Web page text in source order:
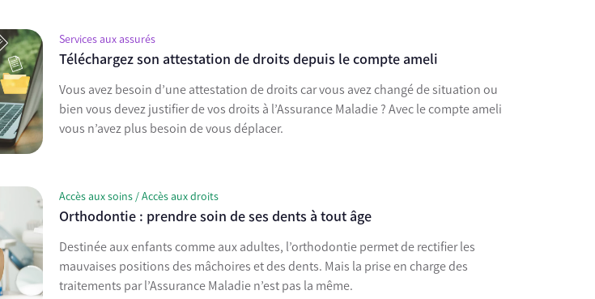
Services aux assurés
Téléchargez son attestation de droits depuis le compte ameli
Vous avez besoin d’une attestation de droits car vous avez changé de situation ou
bien vous devez justifier de vos droits à l’Assurance Maladie ? Avec le compte ameli
vous n’avez plus besoin de vous déplacer.
Accès aux soins / Accès aux droits
Orthodontie : prendre soin de ses dents à tout âge
Destinée aux enfants comme aux adultes, l’orthodontie permet de rectifier les
mauvaises positions des mâchoires et des dents. Mais la prise en charge des
traitements par l’Assurance Maladie n’est pas la même.